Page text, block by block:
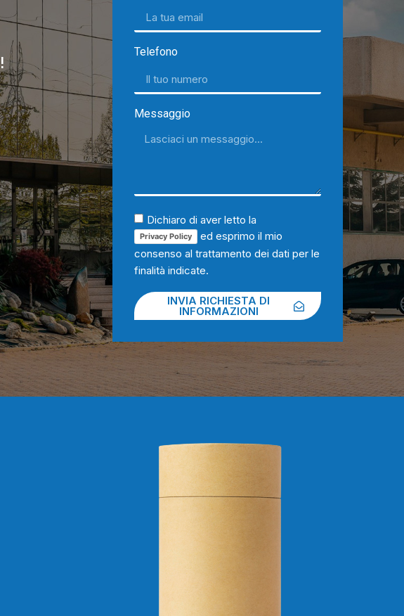
! Telefono
Messaggio
Dichiaro di aver letto la
Privacy Policy
ed esprimo il mio
consenso al trattamento dei dati per le
finalità indicate.
INVIA RICHIESTA DI
INFORMAZIONI